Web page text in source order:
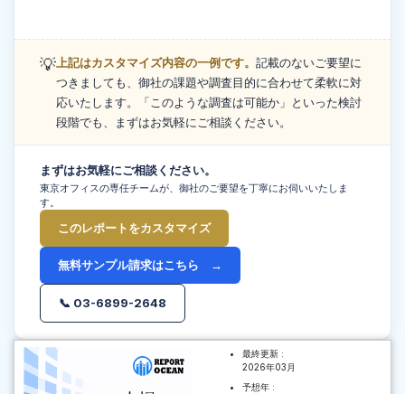
💡上記はカスタマイズ内容の一例です。 記載のないご要望に
つきましても、御社の課題や調査目的に合わせて柔軟に対
応いたします。「このような調査は可能か」といった検討
段階でも、まずはお気軽にご相談ください。
まずはお気軽にご相談ください。
東京オフィスの専任チームが、御社のご要望を丁寧にお伺いいたしま
す。
このレポートをカスタマイズ
無料サンプル請求はこちら →
📞 03-6899-2648
最終更新 :
2026年03月
予想年 :